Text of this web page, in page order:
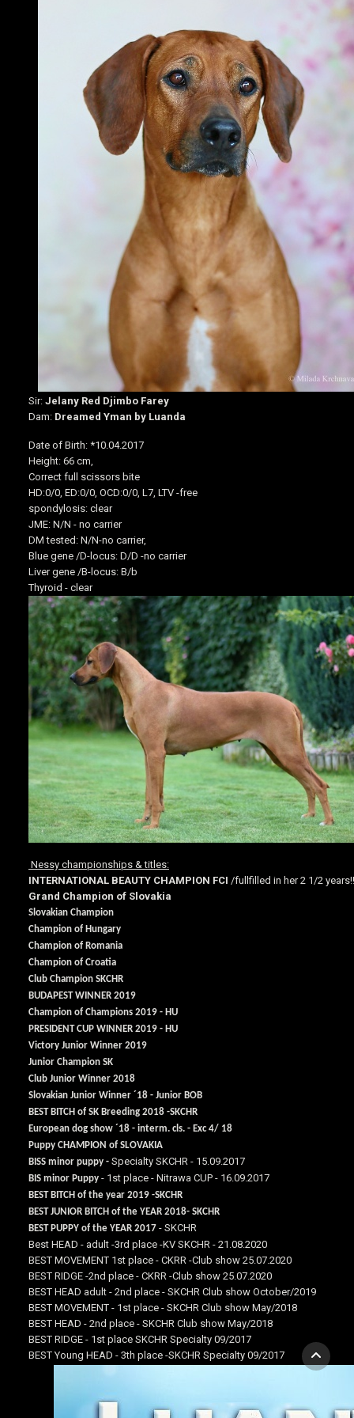
Sir: Jelany Red Djimbo Farey
Dam: Dreamed Yman by Luanda
Date of Birth: *10.04.2017
Height: 66 cm,
Correct full scissors bite
HD:0/0, ED:0/0, OCD:0/0, L7, LTV -free
spondylosis: clear
JME: N/N - no carrier
DM tested: N/N-no carrier,
Blue gene /D-locus: D/D -no carrier
Liver gene /B-locus: B/b
Thyroid - clear
Nessy championships & titles:
INTERNATIONAL BEAUTY CHAMPION FCI /fullfilled in her 2 1/2
Grand Champion of Slovakia
Slovakian Champion
Champion of Hungary
Champion of Romania
Champion of Croatia
Club Champion SKCHR
BUDAPEST WINNER 2019
Champion of Champions 2019 - HU
PRESIDENT CUP WINNER 2019 - HU
Victory Junior Winner 2019
Junior Champion SK
Club Junior Winner 2018
Slovakian Junior Winner ´18 - Junior BOB
BEST BITCH of SK Breeding 2018 -SKCHR
European dog show ´18 - interm. cls. - Exc 4/ 18
Puppy CHAMPION of SLOVAKIA
BISS minor puppy - Specialty SKCHR - 15.09.2017
BIS minor Puppy - 1st place - Nitrawa CUP - 16.09.2017
BEST BITCH of the year 2019 -SKCHR
BEST JUNIOR BITCH of the YEAR 2018- SKCHR
BEST PUPPY of the YEAR 2017 - SKCHR
Best HEAD - adult -3rd place -KV SKCHR - 21.08.2020
BEST MOVEMENT 1st place - CKRR -Club show 25.07.2020
BEST RIDGE -2nd place - CKRR -Club show 25.07.2020
BEST HEAD adult - 2nd place - SKCHR Club show October/2019
BEST MOVEMENT - 1st place - SKCHR Club show May/2018
BEST HEAD - 2nd place - SKCHR Club show May/2018
BEST RIDGE - 1st place SKCHR Specialty 09/2017
BEST Young HEAD - 3th place -SKCHR Specialty 09/2017